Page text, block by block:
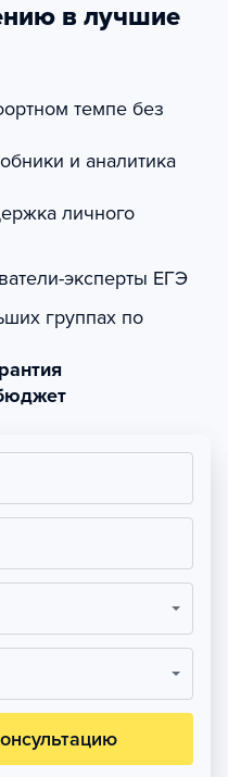
в лучшие
темпе без
и аналитика
личного
эксперты ЕГЭ
группах по